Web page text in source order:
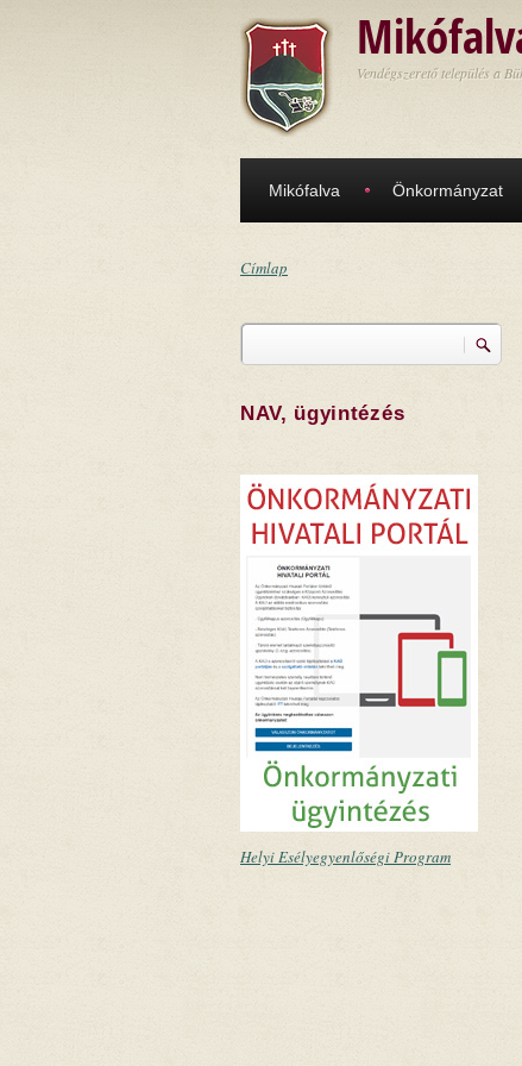
Vendégszerető település a
Mikófalva Önkormányzat
Címlap
Keresés
NAV, ügyintézés
Helyi Esélyegyenlőségi Program